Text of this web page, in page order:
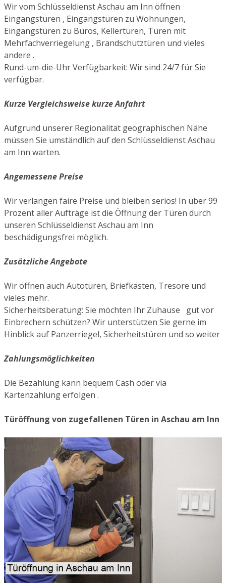
Wir vom Schlüsseldienst Aschau am Inn öffnen
Eingangstüren , Eingangstüren zu Wohnungen,
Eingangstüren zu Büros, Kellertüren, Türen mit
Mehrfachverriegelung , Brandschutztüren und vieles
andere .
Rund-um-die-Uhr Verfügbarkeit: Wir sind 24/7 für Sie
verfügbar.
Kurze Vergleichsweise kurze Anfahrt
Aufgrund unserer Regionalität geographischen Nähe
müssen Sie umständlich auf den Schlüsseldienst Aschau
am Inn warten.
Angemessene Preise
Wir verlangen faire Preise und bleiben seriös! In über 99
Prozent aller Aufträge ist die Öffnung der Türen durch
unseren Schlüsseldienst Aschau am Inn
beschädigungsfrei möglich.
Zusätzliche Angebote
Wir öffnen auch Autotüren, Briefkästen, Tresore und
vieles mehr.
Sicherheitsberatung: Sie möchten Ihr Zuhause gut vor
Einbrechern schützen? Wir unterstützen Sie gerne im
Hinblick auf Panzerriegel, Sicherheitstüren und so weiter
Zahlungsmöglichkeiten
Die Bezahlung kann bequem Cash oder via
Kartenzahlung erfolgen .
Türöffnung von zugefallenen Türen in Aschau am Inn